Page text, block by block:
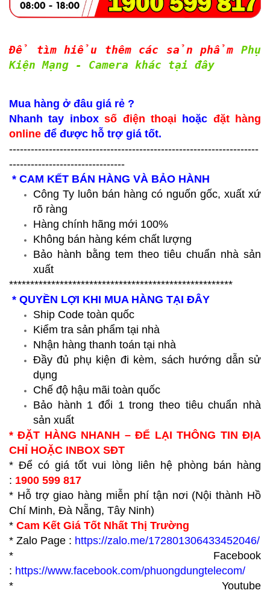
Để tìm hiểu thêm các sản phẩm Phụ
Kiện Mạng - Camera khác tại đây
Mua hàng ở đâu giá rẻ ?
Nhanh tay inboxsố điện thoại hoặc đặt hàng
online để được hỗ trợ giá tốt.
---------------------------------------------------------------------
--------------------------------
* CAM KẾT BÁN HÀNG VÀ BẢO HÀNH
Công Ty luôn bán hàng có nguốn gốc, xuất xứ
rõ ràng
Hàng chính hãng mới 100%
Không bán hàng kém chất lượng
Bảo hành bằng tem theo tiêu chuẩn nhà sản
xuất
*****************************************************
* QUYỀN LỢI KHI MUA HÀNG TẠI ĐÂY
Ship Code toàn quốc
Kiểm tra sản phẩm tại nhà
Nhận hàng thanh toán tại nhà
Đầy đủ phụ kiện đi kèm, sách hướng dẫn sử
dụng
Chế độ hậu mãi toàn quốc
Bảo hành 1 đổi 1 trong theo tiêu chuẩn nhà
sản xuất
* ĐẶT HÀNG NHANH – ĐỂ LẠI THÔNG TIN ĐỊA
CHỈ HOẶC INBOX SĐT
* Để có giá tốt vui lòng liên hệ phòng bán hàng
: 1900 599 817
* Hỗ trợ giao hàng miễn phí tận nơi (Nội thành Hồ
Chí Minh, Đà Nẵng, Tây Ninh)
* Cam Kết Giá Tốt Nhất Thị Trường
* Zalo Page : https://zalo.me/172801306433452046/
* Facebook
: https://www.facebook.com/phuongdungtelecom/
* Youtube